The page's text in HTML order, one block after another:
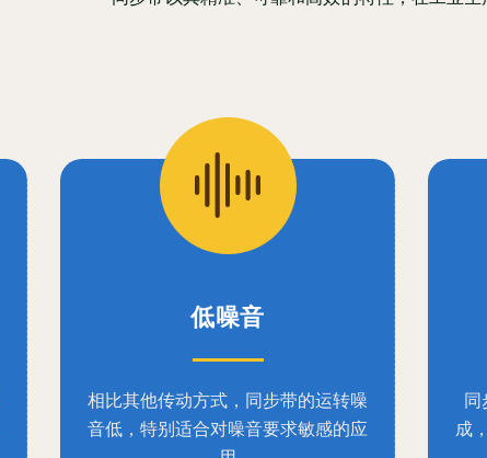
低噪音
相比其他传动方式，同步带的运转噪
音低，特别适合对噪音要求敏感的应
同
成